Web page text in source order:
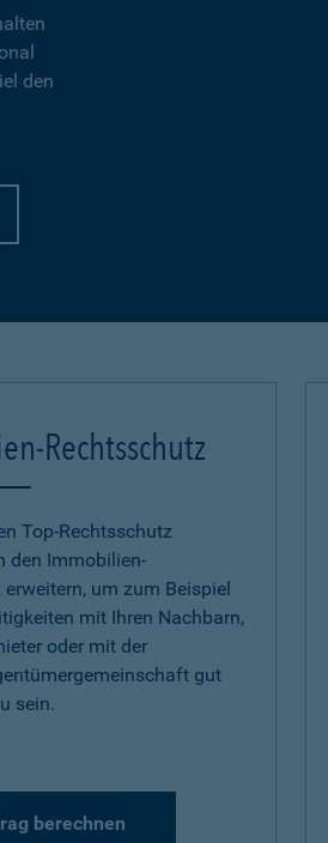
den
Rechtsschutz
Top-Rechtsschutz
den Immobilien-
um zum Beispiel
mit Ihren Nachbarn,
oder mit der
gut
sein.
berechnen